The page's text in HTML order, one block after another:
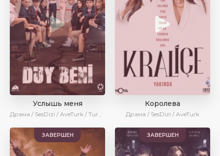
Услышь меня
Драма / SesDizi / AveTurk / Turok1990
Королева
Драма / SesDizi / AveTurk
ЗАВЕРШЕН ЗАВЕРШЕН